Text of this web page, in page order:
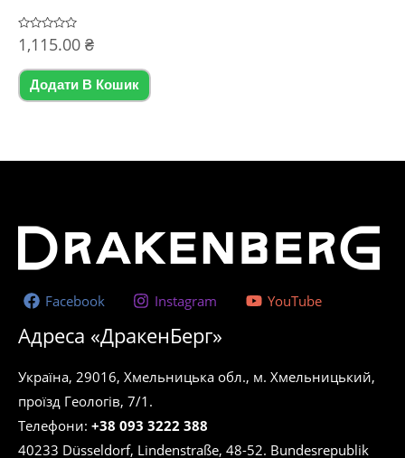
Оцінено
в
з
1,115.00 ₴
Додати В Кошик
Facebook Instagram YouTube
Адреса «ДракенБерг»
Україна, 29016, Хмельницька обл., м. Хмельницький,
проїзд Геологів, 7/1.
Телефони: +38 093 3222 388
40233 Düsseldorf, Lindenstraße, 48-52. Bundesrepublik